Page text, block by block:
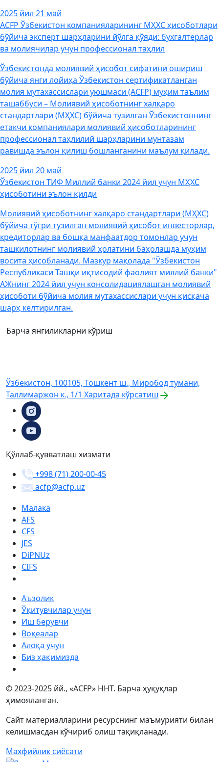
2025 йил 21 май
ACFP Ўзбекистон компанияларининг МҲХС ҳисоботлари
бўйича эксперт шарҳларини йўлга қўяди: бухгалтерлар
ва молиячилар учун профессионал таҳлил
Ўзбекистонда молиявий ҳисобот сифатини ошириш
бўйича янги лойиҳа Ўзбекистон сертификатланган
молия мутахассислари уюшмаси (ACFP) муҳим таълим
ташаббуси – Молиявий ҳисоботнинг халқаро
стандартлари (МҲХС) бўйича тузилган Ўзбекистоннинг
етакчи компаниялари молиявий ҳисоботларининг
профессионал таҳлилий шарҳларини мунтазам
равишда эълон қилиш бошланганини маълум қилади.
2025 йил 20 май
Ўзбекистон ТИФ Миллий банки 2024 йил учун МҲХС
ҳисоботини эълон қилди
Молиявий ҳисоботнинг халқаро стандартлари (МҲХС)
бўйича тўғри тузилган молиявий ҳисобот инвесторлар,
кредиторлар ва бошқа манфаатдор томонлар учун
ташкилотнинг молиявий ҳолатини баҳолашда муҳим
восита ҳисобланади. Мазкур мақолада "Ўзбекистон
Республикаси Ташқи иқтисодий фаолият миллий банки"
АЖнинг 2024 йил учун консолидациялашган молиявий
ҳисоботи бўйича молия мутахассислари учун қисқача
шарҳ келтирилган.
Барча янгиликларни кўриш
Ўзбекистон, 100105, Тошкент ш., Миробод тумани,
Таллимаржон к., 1/1 Харитада кўрсатиш
Қўллаб-қувватлаш хизмати
+998 (71) 200-00-45
acfp@acfp.uz
Малака
AFS
CFS
JES
DiPNUz
CIFS
Аъзолик
Ўқитувчилар учун
Иш берувчи
Воқеалар
Алоқа учун
Биз ҳақимизда
© 2023-2025 йй., «ACFP» ННТ. Барча ҳуқуқлар
ҳимояланган.
Сайт материалларини ресурснинг маъмурияти билан
келишмасдан кўчириб олиш тақиқланади.
Махфийлик сиёсати